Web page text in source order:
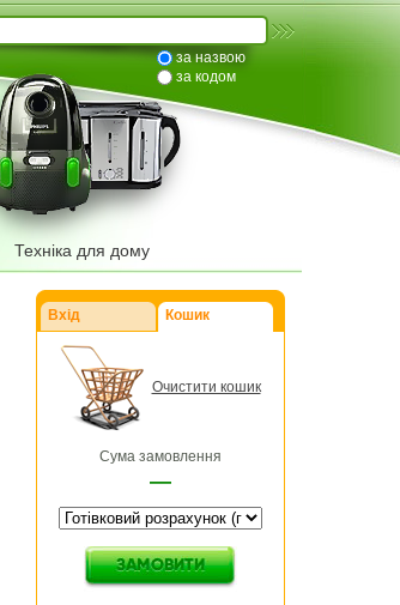
Техніка для дому
за назвою
за кодом
Вхід Кошик
Очистити кошик
Сума замовлення
—